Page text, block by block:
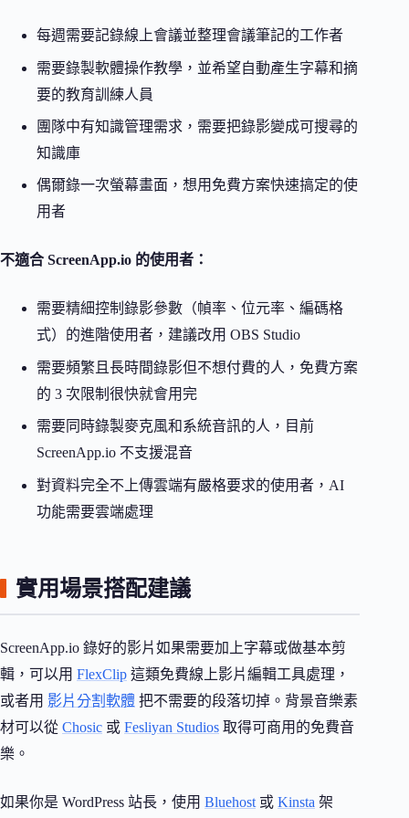
每週需要記錄線上會議並整理會議筆記的工作者
需要錄製軟體操作教學，並希望自動產生字幕和摘
要的教育訓練人員
團隊中有知識管理需求，需要把錄影變成可搜尋的
知識庫
偶爾錄一次螢幕畫面，想用免費方案快速搞定的使
用者
不適合 ScreenApp.io 的使用者：
需要精細控制錄影參數（幀率、位元率、編碼格
式）的進階使用者，建議改用 OBS Studio
需要頻繁且長時間錄影但不想付費的人，免費方案
的 3 次限制很快就會用完
需要同時錄製麥克風和系統音訊的人，目前
ScreenApp.io 不支援混音
對資料完全不上傳雲端有嚴格要求的使用者，AI
功能需要雲端處理
實用場景搭配建議
ScreenApp.io 錄好的影片如果需要加上字幕或做基本剪
輯，可以用 FlexClip 這類免費線上影片編輯工具處理，
或者用 影片分割軟體 把不需要的段落切掉。背景音樂素
材可以從 Chosic 或 Fesliyan Studios 取得可商用的免費音
樂。
如果你是 WordPress 站長，使用 Bluehost 或 Kinsta 架